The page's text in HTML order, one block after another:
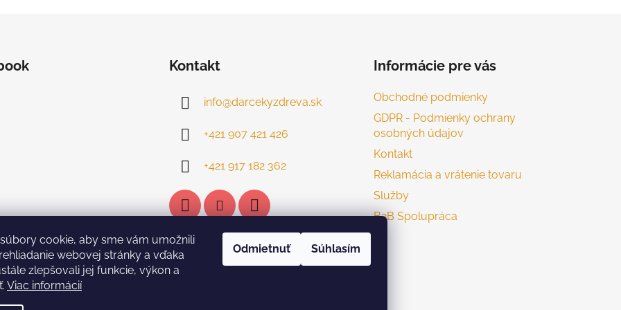
cookie, aby sme vám umožnili
webovej stránky a vďaka
zlepšovali jej funkcie, výkon a
Viac informácií
Odmietnuť Súhlasím
Kontakt
info@darcekyzdreva.sk
+421 907 421 426
+421 917 182 362
Informácie pre vás
Obchodné podmienky
GDPR - Podmienky ochrany
osobných údajov
Kontakt
Reklamácia a vrátenie tovaru
Služby
B2B Spolupráca